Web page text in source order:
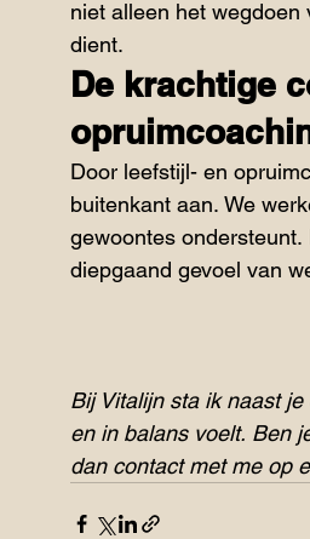
niet alleen het
dient.​
De krachtige
Door leefstijl- en
buitenkant aan. We
gewoontes
diepgaand gevoel van
Bij Vitalijn sta ik naast
en in balans voelt. Ben
dan contact met me op